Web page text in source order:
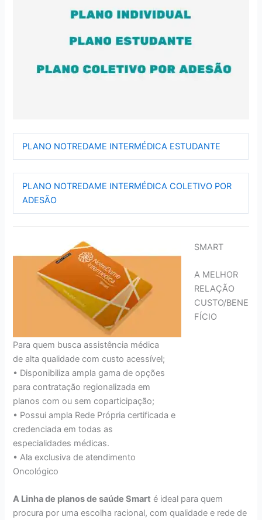
PLANO NOTREDAME INTERMÉDICA ESTUDANTE
PLANO NOTREDAME INTERMÉDICA COLETIVO POR
ADESÃO
SMART
A MELHOR
RELAÇÃO
CUSTO/BENE
FÍCIO
Para quem busca assistência médica
de alta qualidade com custo acessível;
• Disponibiliza ampla gama de opções
para contratação regionalizada em
planos com ou sem coparticipação;
• Possui ampla Rede Própria certificada e
credenciada em todas as
especialidades médicas.
• Ala exclusiva de atendimento
Oncológico
A Linha de planos de saúde Smart é ideal para quem
procura por uma escolha racional, com qualidade e rede de